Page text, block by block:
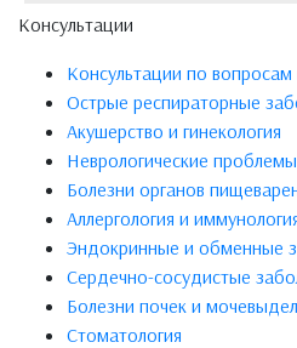
Консультации
Консультации по вопросам
Острые респираторные
Акушерство и гинекология
Неврологические проблемы
Болезни органов
Аллергология и
Эндокринные и обменные
Сердечно-сосудистые
Болезни почек и
Стоматология